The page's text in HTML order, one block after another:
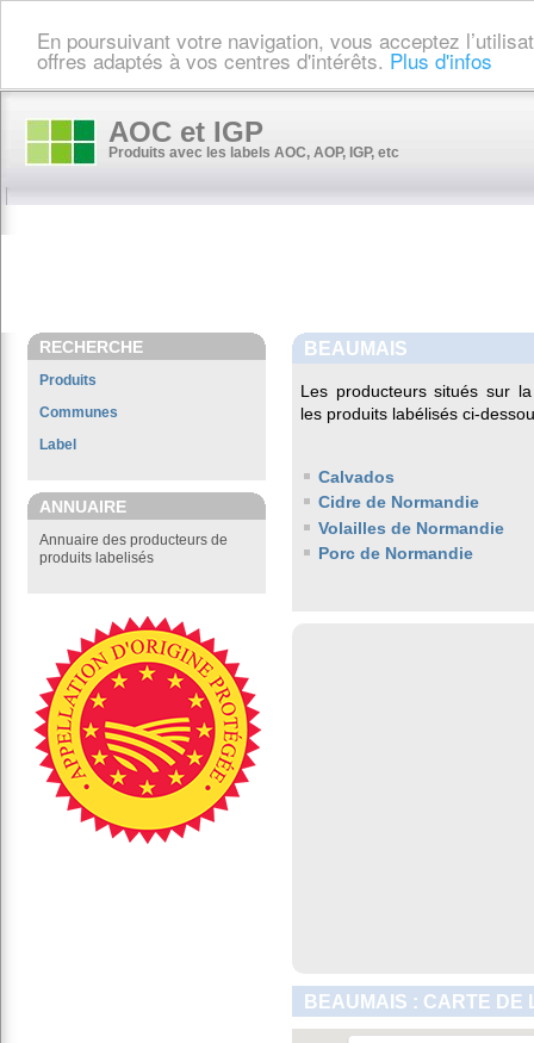
En poursuivant votre navigation, vous acceptez
offres adaptés à vos centres d'intérêts. Plus d'infos
AOC et IGP
Produits avec les labels AOC, AOP, IGP, etc
RECHERCHE
Produits
Communes
Label
ANNUAIRE
Annuaire des producteurs de
produits labelisés
BEAUMAIS
Les producteurs situés sur
les produits labélisés ci-
Calvados
Cidre de Normandie
Volailles de Normandie
Porc de Normandie
BEAUMAIS : CARTE DE